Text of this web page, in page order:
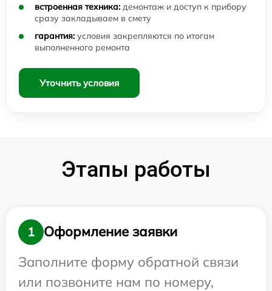
встроенная техника: демонтаж и доступ к прибору
сразу закладываем в смету
гарантия: условия закрепляются по итогам
выполненного ремонта
Уточнить условия
Этапы работы
1
Оформление заявки
Заполните форму обратной связи
или позвоните нам по номеру,